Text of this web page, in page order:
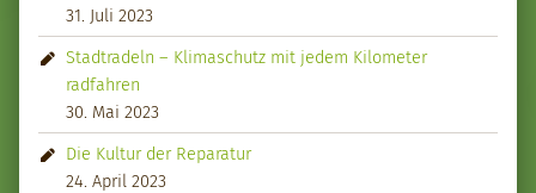
31. Juli 2023
Stadtradeln – Klimaschutz mit jedem Kilometer
radfahren
30. Mai 2023
Die Kultur der Reparatur
24. April 2023